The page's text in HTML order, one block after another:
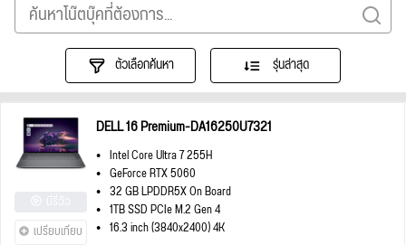
ตัวเลือกค้นหา รุ่นล่าสุด
เปรียบเทียบ
DELL 16 Premium-DA16250U7321
Intel Core Ultra 7 255H
GeForce RTX 5060
32 GB LPDDR5X On Board
1TB SSD PCIe M.2 Gen 4
16.3 inch (3840x2400) 4K